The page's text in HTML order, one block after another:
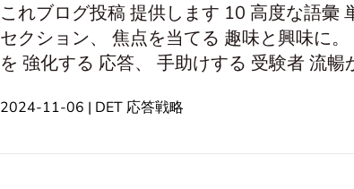
これブログ投稿 提供します 10 高度な語彙
セクション、 焦点を当てる 趣味と興味に
を 強化する 応答、 手助けする 受験者 流暢かつ 明瞭
関係と社会的スキル 趣味と関心 キャリアと仕事 文化と歴史の話題 トラベルと地理 健康とウ
2024-11-06 | DET 応答戦略